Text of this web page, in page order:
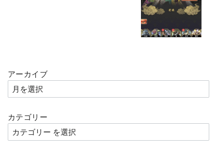
アーカイブ
カテゴリー